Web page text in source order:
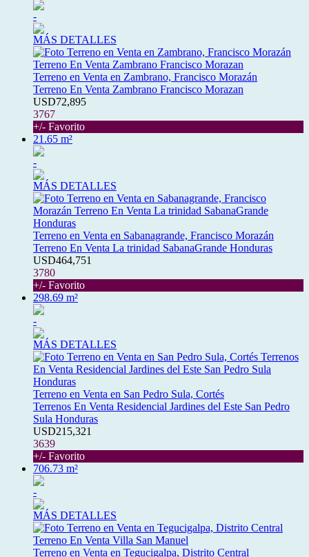
-
MÁS DETALLES
Terreno en Venta en Zambrano, Francisco Morazán
Terreno En Venta Zambrano Francisco Morazan
USD72,895
3767
+/- Favorito
21.65 m²
-
MÁS DETALLES
Terreno en Venta en Sabanagrande, Francisco Morazán
Terreno En Venta La trinidad SabanaGrande Honduras
USD464,751
3780
+/- Favorito
298.69 m²
-
MÁS DETALLES
Terreno en Venta en San Pedro Sula, Cortés
Terrenos En Venta Residencial Jardines del Este San Pedro
Sula Honduras
USD215,321
3639
+/- Favorito
706.73 m²
-
MÁS DETALLES
Terreno en Venta en Tegucigalpa, Distrito Central